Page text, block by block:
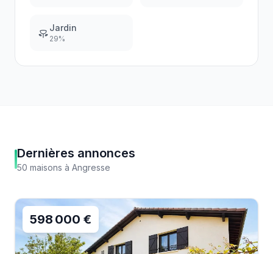
Jardin
29%
Dernières annonces
50 maisons à Angresse
598 000 €